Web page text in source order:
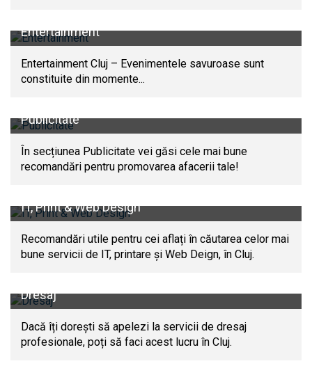
Entertainment
Entertainment Cluj – Evenimentele savuroase sunt
constituite din momente...
Publicitate
În secțiunea Publicitate vei găsi cele mai bune
recomandări pentru promovarea afacerii tale!
IT, Print & Web Design
Recomandări utile pentru cei aflați în căutarea celor mai
bune servicii de IT, printare și Web Deign, în Cluj.
Dresaj
Dacă îți dorești să apelezi la servicii de dresaj
profesionale, poți să faci acest lucru în Cluj.